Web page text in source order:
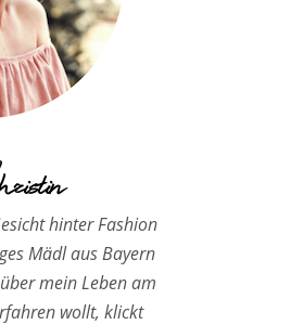
hinter Fashion
Mädl aus Bayern
mein Leben am
wollt, klickt